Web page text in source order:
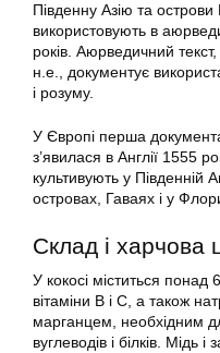
Південну Азію та острови
використовують в
років. Аюрведичний
н.е., документує
і розуму.
У Європі перша
з’явилася в Англії 1555
культивують у Південній
островах, Гаваях і у
Склад і харчова
У кокосі міститься понад
вітаміни В і С, а також
марганцем, необхідним
вуглеводів і білків. Мідь